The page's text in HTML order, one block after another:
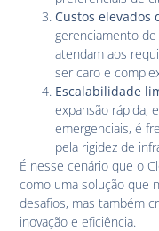
Custos
gerenciamento
atendam aos
ser caro e
Escalabilidade
expansão rápida,
emergenciais, é
pela rigidez de
É nesse cenário que o
como uma solução que
desafios, mas também
inovação e eficiência.